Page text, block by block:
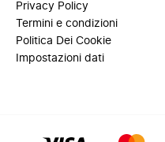
Privacy Policy
Termini e condizioni
Politica Dei Cookie
Impostazioni dati